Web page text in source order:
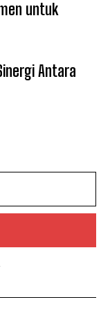
untuk
Antara